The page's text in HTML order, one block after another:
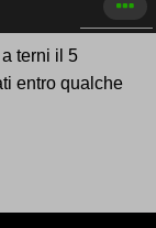
terni il 5
entro qualche